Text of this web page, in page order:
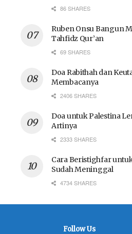
86 SHARES
Ruben Onsu Bangun
Tahfidz Qur’an
69 SHARES
Doa Rabithah dan
Membacanya
2406 SHARES
Doa untuk Palestina
Artinya
2333 SHARES
Cara Beristighfar
Sudah Meninggal
4734 SHARES
Follow Us